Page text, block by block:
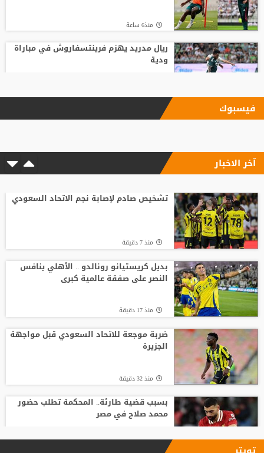
منذ6 ساعة
ريال مدريد يهزم فرينتسفاروش في مباراة
ودية
زلزال استثماري في جدة.. أول تحرك رسمي
على أزمة ألفاريز
خضيرة يفاجئ ريال مدريد
لوكا زيدان يودع غرناطة ويوقع لناد إسباني
جديد
فيسبوك
آخر الاخبار
تشخيص صادم لإصابة نجم الاتحاد السعودي
منذ 7 دقيقة
بديل كريستيانو رونالدو .. الأهلي ينافس
النصر على صفقة عالمية كبرى
منذ 17 دقيقة
ضربة موجعة للاتحاد السعودي قبل مواجهة
الجزيرة
منذ 32 دقيقة
بسبب قضية طارئة.. المحكمة تطلب حضور
محمد صلاح في مصر